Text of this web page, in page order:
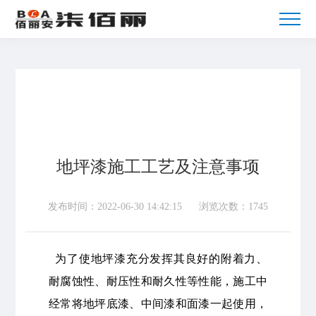
地坪漆施工工艺及注意事项
发布时间：2022-06-30 14:42:15 浏览次数：1745
为了使地坪漆充分发挥其良好的附着力、
耐腐蚀性、耐压性和耐久性等性能，施工中
经常将地坪底漆、中间漆和面漆一起使用，